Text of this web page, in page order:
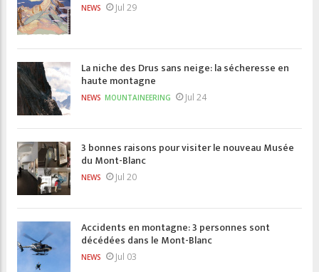
NEWS Jul 29
La niche des Drus sans neige: la sécheresse en
haute montagne
NEWS MOUNTAINEERING Jul 24
3 bonnes raisons pour visiter le nouveau Musée
du Mont-Blanc
NEWS Jul 20
Accidents en montagne: 3 personnes sont
décédées dans le Mont-Blanc
NEWS Jul 03